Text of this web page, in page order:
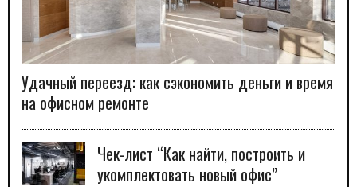
Удачный переезд: как сэкономить деньги и время
на офисном ремонте
Чек-лист “Как найти, построить и
укомплектовать новый офис”